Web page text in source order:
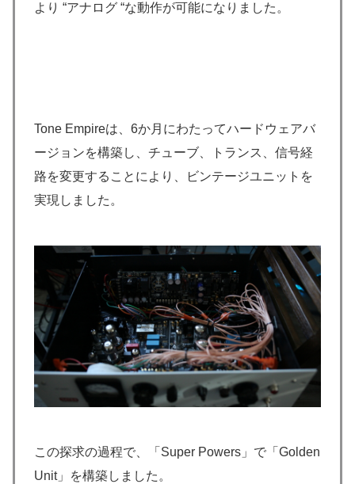
より “アナログ “な動作が可能になりました。
Tone Empireは、6か月にわたってハードウェアバ
ージョンを構築し、チューブ、トランス、信号経
路を変更することにより、ビンテージユニットを
実現しました。
この探求の過程で、「Super Powers」で「Golden
Unit」を構築しました。